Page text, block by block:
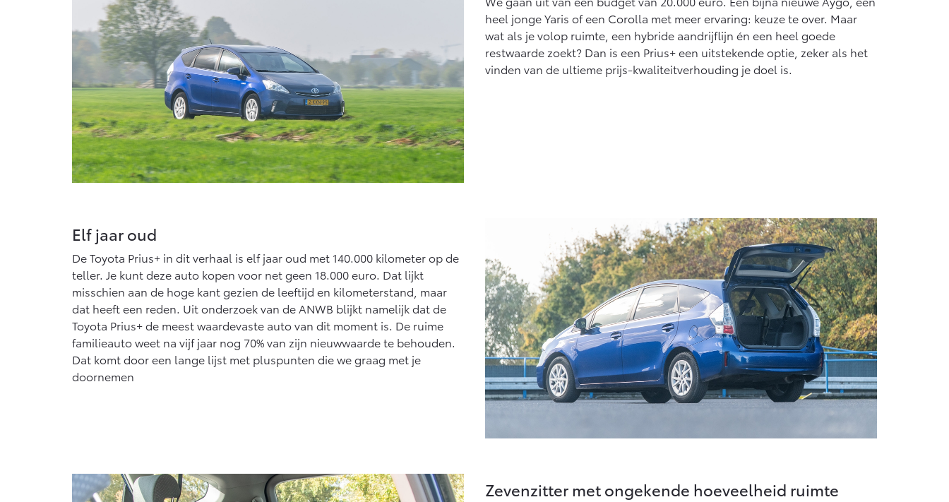
Vanaf € 37.500,- Vanaf € 55.950,-
Proace Max (excl.
BTW)
OOK ALS BATTERIJ-
ELEKTRISCH
Vanaf € 46.301,-
OOK ALS BATTERIJ-
ELEKTRISCH
Vanaf € 56.570,-
Land Cruiser (excl.
BTW)
heel jonge Yaris of een Corolla met meer ervaring: keuze te over. Maar
wat als je volop ruimte, een hybride aandrijflijn én een heel goede
restwaarde zoekt? Dan is een Prius+ een uitstekende optie, zeker als het
vinden van de ultieme prijs-kwaliteitverhouding je doel is.
Elf jaar oud
De Toyota Prius+ in dit verhaal is elf jaar oud met 140.000 kilometer op de
teller. Je kunt deze auto kopen voor net geen 18.000 euro. Dat lijkt
misschien aan de hoge kant gezien de leeftijd en kilometerstand, maar
dat heeft een reden. Uit onderzoek van de ANWB blijkt namelijk dat de
Toyota Prius+ de meest waardevaste auto van dit moment is. De ruime
familieauto weet na vijf jaar nog 70% van zijn nieuwwaarde te behouden.
Dat komt door een lange lijst met pluspunten die we graag met je
doornemen
Zevenzitter met ongekende hoeveelheid ruimte